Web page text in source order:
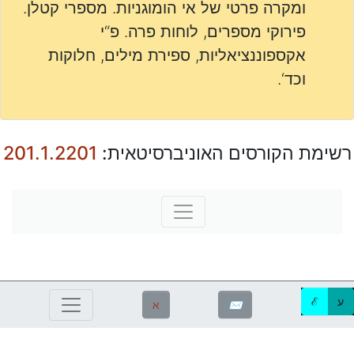
ומקרה פרטי של אי הומוגניות. מספרי קטלן.
פירוקי מספרים, לוחות פרה. פ“י
אקספוננציאליות, ספירת מילים, חלוקות
וכד‘.
רשימת הקורסים האוניברסיטאית: 201.1.2201
ℵ ✉ ℰ ע